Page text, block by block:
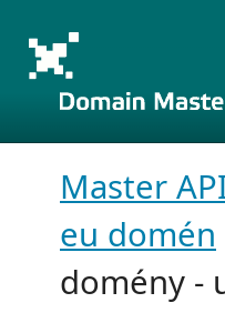
Master
eu domén
domény -